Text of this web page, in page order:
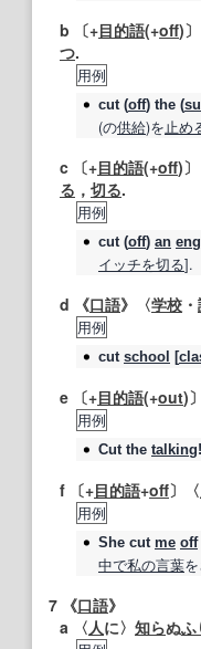
b 〔+目的語(+off)
つ.
用例
cut(off) the (
(の供給)を止め
c 〔+目的語(+off)
る ， 切る.
用例
cut(off) an
イッチを切る].
d 《口語》〈学校 ・
用例
cut school [
e 〔+目的語(+out)
用例
Cutthe talking!
f 〔+目的語+off〕〈
用例
She cut me off
中で私の言葉
7 《口語》
a 〈人に〉 知らぬふ